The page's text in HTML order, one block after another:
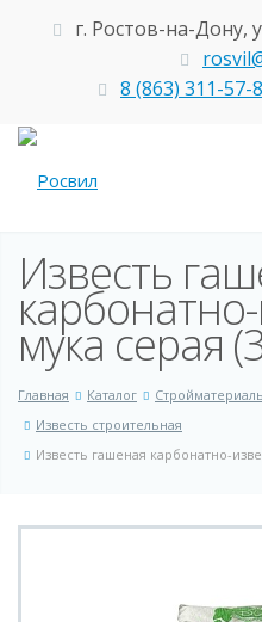
г. Ростов-на-Дону,
8 (863) 311-57-
Известь
мука серая
Главная Каталог
Известь строительная
Известь гашеная карбонатно-